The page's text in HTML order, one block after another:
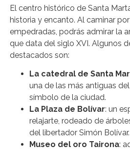
El centro histórico de Santa
historia y encanto. Al caminar
empedradas, podrás admirar la
que data del siglo XVI. Algunos
destacados son:
La catedral de Santa
una de las más antiguas
símbolo de la ciudad.
La Plaza de Bolívar: un
relajarte, rodeado de
del libertador Simón Bolívar.
Museo del oro Tairona: